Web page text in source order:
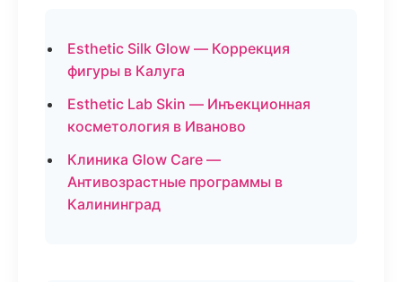
Esthetic Silk Glow — Коррекция
фигуры в Калуга
Esthetic Lab Skin — Инъекционная
косметология в Иваново
Клиника Glow Care —
Антивозрастные программы в
Калининград